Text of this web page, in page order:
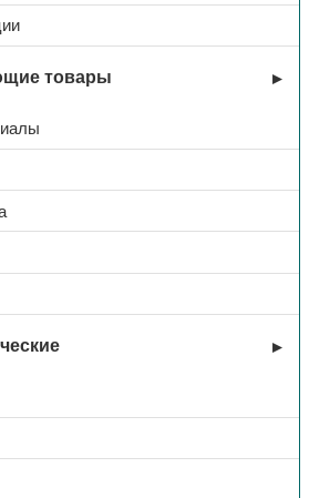
товары
«Актив», тк.
с центальной застежкой на молнию, с